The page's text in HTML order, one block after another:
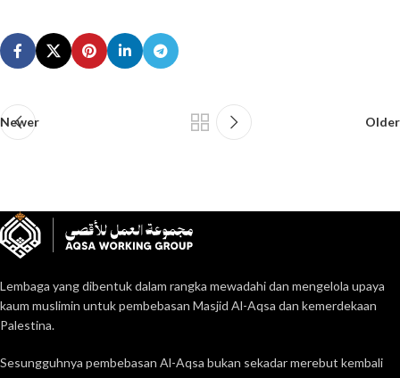
Newer Older
Lembaga yang dibentuk dalam rangka mewadahi dan mengelola upaya
kaum muslimin untuk pembebasan Masjid Al-Aqsa dan kemerdekaan
Palestina.
Sesungguhnya pembebasan Al-Aqsa bukan sekadar merebut kembali